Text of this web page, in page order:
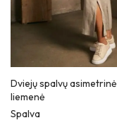
Dviejų spalvų asimetrinė
liemenė
Spalva